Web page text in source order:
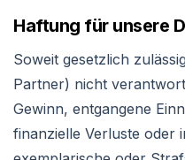
Haftung für unsere
Soweit gesetzlich
Partner) nicht
Gewinn, entgangene
finanzielle Verluste oder